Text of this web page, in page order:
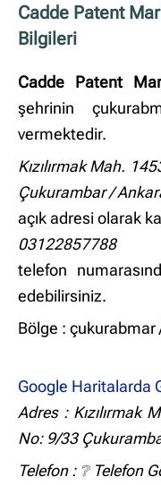
Cadde Patent
Bilgileri
Cadde Patent
şehrinin
vermektedir.
Kızılırmak Mah.
Çukurambar /
açık adresi olarak
03122857788
telefon
edebilirsiniz.
Bölge : çukurabmar
Google Haritalarda
Adres : Kızılırmak
No: 9/33
Telefon : ❔ Telefon